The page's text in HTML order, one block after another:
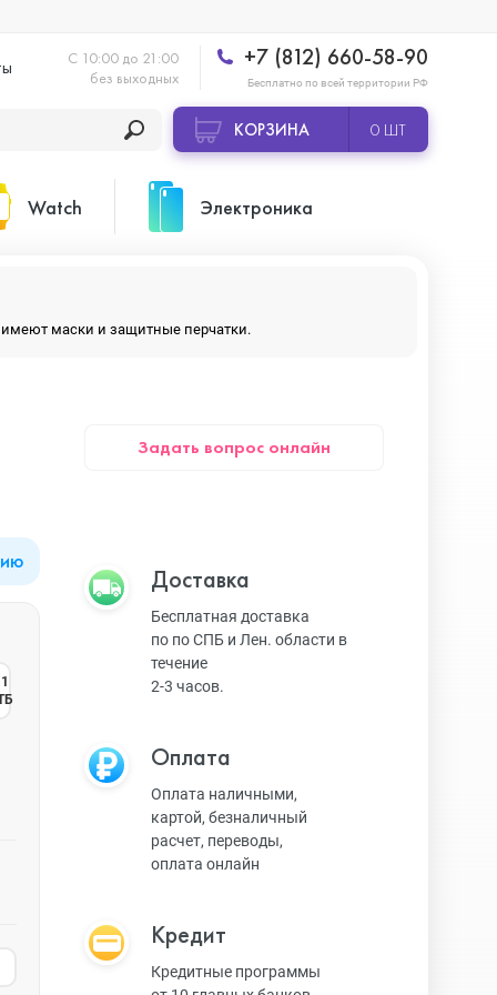
С 10:00 до 21:00
без выходных
+7 (812) 660-58-90
Бесплатно по всей территории РФ
КОРЗИНА 0 ШТ
Watch
Apple Watch Series 9
Apple Watch Ultra 3
Apple Watch Ultra
Apple Watch SE 2023
Apple Watch SE 2022
Электроника
Умные часы, браслеты
имеют маски и защитные перчатки.
1
Задать вопрос онлайн
Доставка
Бесплатная доставка
по по СПБ и Лен. области в
течение
2-3 часов.
Оплата
Оплата наличными,
картой, безналичный
расчет, переводы,
оплата онлайн
Кредит
Кредитные программы